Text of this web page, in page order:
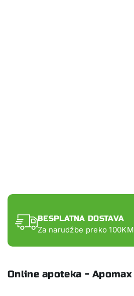
BESPLATNA DOSTAVA
Za narudžbe preko 100KM
Online apoteka - Apomax